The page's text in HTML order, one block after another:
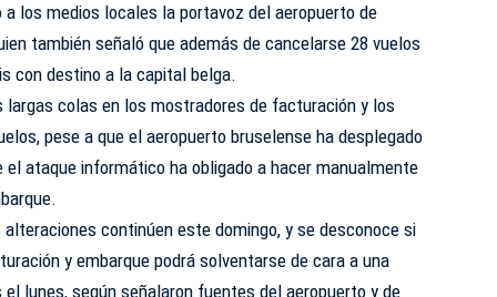
los medios locales la portavoz del aeropuerto de
también señaló que además de cancelarse 28 vuelos
con destino a la capital belga.
colas en los mostradores de facturación y los
pese a que el aeropuerto bruselense ha desplegado
el ataque informático ha obligado a hacer manualmente
continúen este domingo, y se desconoce si
y embarque podrá solventarse de cara a una
lunes, según señalaron fuentes del aeropuerto y de